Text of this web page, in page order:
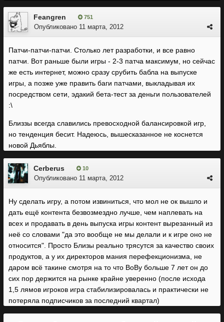
Feangren 751
Опубликовано 11 марта, 2012
Патчи-патчи-патчи. Столько лет разработки, и все равно
патчи. Вот раньше были игры - 2-3 патча максимум, но сейчас
же есть интернет, можно сразу срубить бабла на выпуске
игры, а позже уже править баги патчами, выкладывая их
посредством сети, эдакий бета-тест за деньги пользователей
:\
Близзы всегда славились превосходной балансировкой игр,
но тенденция бесит. Надеюсь, вышесказанное не коснется
новой Дьяблы.
Cerberus 10
Опубликовано 11 марта, 2012
Ну сделать игру, а потом извиниться, что мол не ок вышло и
дать ещё контента безвозмездно лучше, чем наплевать на
всех и продавать в день выпуска игры контент вырезанный из
неё со словами "да это вообще не мы делали и к игре оно не
относится". Просто Близы реально трясутся за качество своих
продуктов, а у их директоров мания перефекционизма, не
даром всё такине смотря на то что ВоВу больше 7 лет он до
сих пор держится на рынке крайне уверенно (после исхода
1,5 лямов игроков игра стабилизировалась и практически не
потеряла подписчиков за последний квартал)